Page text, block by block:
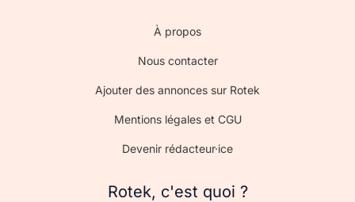
À propos
Nous contacter
Ajouter des annonces sur Rotek
Mentions légales et CGU
Devenir rédacteur·ice
Rotek, c'est quoi ?